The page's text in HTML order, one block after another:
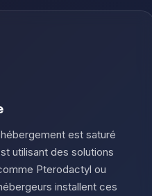
est saturé
utilisant des solutions
Pterodactyl ou
installent ces